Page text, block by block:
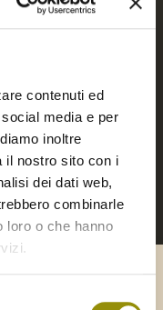
contenuti ed
media e per
inoltre
il nostro sito con i
dei dati web,
combinarle
loro o che hanno
Spoletini– 250 g
– 180 g
sott’olio – 200